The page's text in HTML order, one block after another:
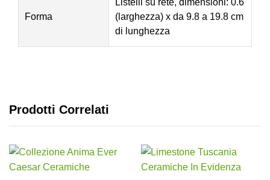
Forma
(larghezza) x da 9.8 a 19.8 cm
di lunghezza
Prodotti Correlati